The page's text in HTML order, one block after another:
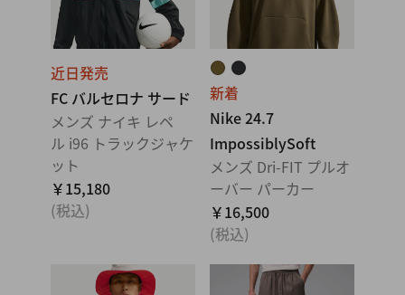
近日発売
FC バルセロナ サード
メンズ ナイキ レペ
ル i96 トラックジャケ
ット
￥15,180
(税込)
新着
Nike 24.7
ImpossiblySoft
メンズ Dri-FIT プルオ
ーバー パーカー
￥16,500
(税込)